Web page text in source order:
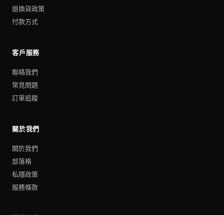
退換貨政策
付款方式
客戶服務
聯絡我們
常見問題
訂單追蹤
關於我們
關於我們
部落格
私隱政策
服務條款